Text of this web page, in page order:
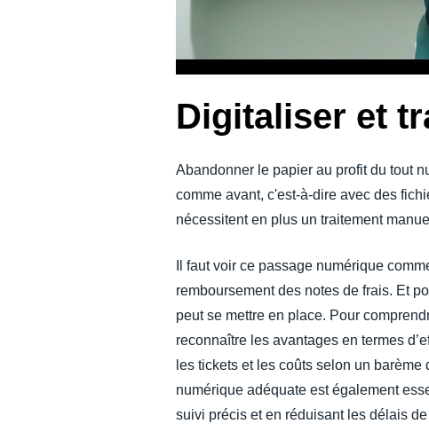
Digitaliser et
Abandonner le papier au profit du tout
comme avant, c'est-à-dire avec des
nécessitent en plus un traitement
Il faut voir ce passage numérique
remboursement des notes de frais. Et
peut se mettre en place. Pour
reconnaître les avantages en termes
les tickets et les coûts selon un
numérique adéquate est également
suivi précis et en réduisant les délais